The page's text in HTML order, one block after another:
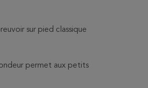
sur pied classique
permet aux petits